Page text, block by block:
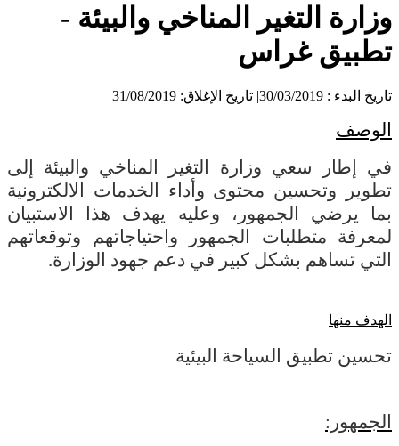
وزارة التغير المناخي والبيئة -
تطبيق غراس
تاريخ البدء : 30/03/2019 | تاريخ الإغلاق: 31/08/2019
الوصف
في إطار سعي وزارة التغير المناخي والبيئة إلى
تطوير وتحسين محتوى وأداء الخدمات الالكترونية
بما يرضي الجمهور، وعليه يهدف هذا الاستبيان
لمعرفة متطلبات الجمهور واحتياجاتهم وتوقعاتهم
التي تساهم بشكل كبير في دعم جهود الوزارة.
الهدف منها
تحسين تطبيق السياحة البيئية
الجمهور: